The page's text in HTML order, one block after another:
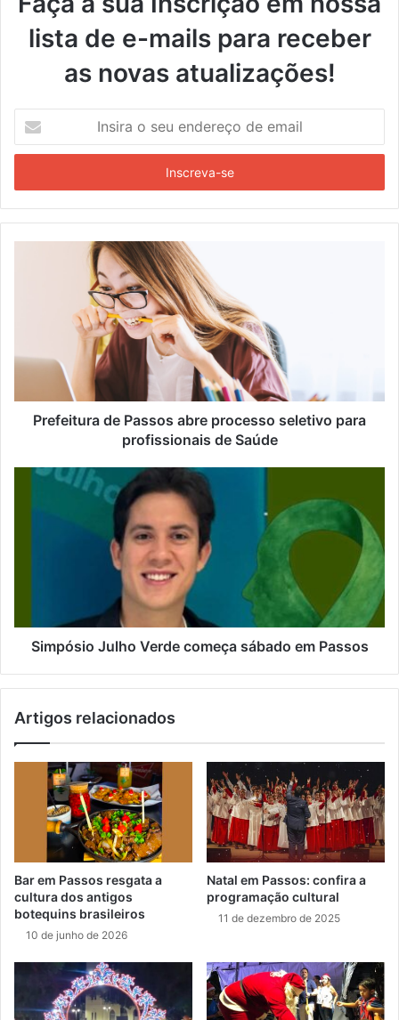
lista de e-mails para receber
as novas atualizações!
seu
de
email
Prefeitura de Passos abre processo seletivo para
profissionais de Saúde
Simpósio Julho Verde começa sábado em Passos
Artigos relacionados
Bar em Passos resgata a
cultura dos antigos
botequins brasileiros
10 de junho de 2026
Natal em Passos: confira a
programação cultural
11 de dezembro de 2025